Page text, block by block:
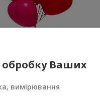
кульок (у формі
Замовити
обробку Ваших
вимірювання